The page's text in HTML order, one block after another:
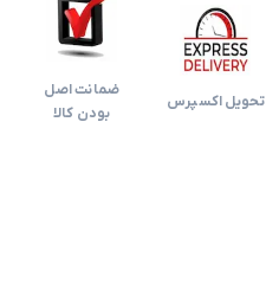
تحویل اکسپرس
ضمانت اصل
بودن کالا